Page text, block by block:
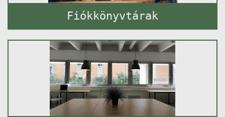
Fiókkönyvtárak